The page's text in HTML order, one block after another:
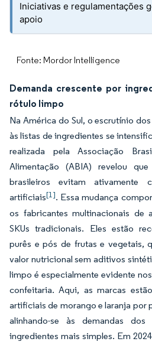
Iniciativas e regulamentações
apoio
Fonte: Mordor Intelligence
Demanda crescente por
rótulo limpo
Na América do Sul, o escrutínio
às listas de ingredientes se
realizada pela Associação
Alimentação (ABIA) revelou
brasileiros evitam ativamente
artificiais[1]. Essa mudança
os fabricantes multinacionais de
SKUs tradicionais. Eles estão
purês e pós de frutas e vegetais,
valor nutricional sem aditivos
limpo é especialmente evidente
confeitaria. Aqui, as marcas
artificiais de morango e laranja por
alinhando-se às demandas
ingredientes mais simples. Em